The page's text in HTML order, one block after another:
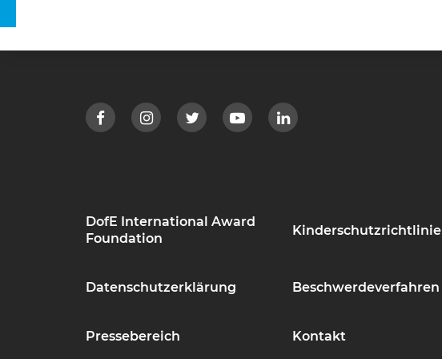
DofE International Award
Foundation
Kinderschutzrichtlinie
Datenschutzerklärung Beschwerdeverfahren
Pressebereich Kontakt